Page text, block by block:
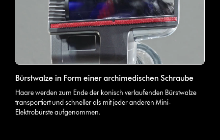
Bürstwalze in Form einer archimedischen Schraube
Haare werden zum Ende der konisch verlaufenden Bürstwalze
transportiert und schneller als mit jeder anderen Mini-
Elektrobürste aufgenommen.